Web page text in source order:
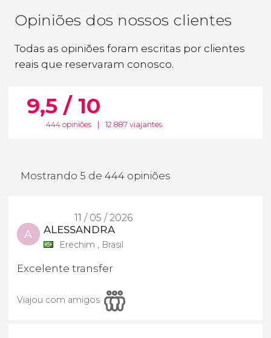
Opiniões dos nossos clientes
Todas as opiniões foram escritas por clientes
reais que reservaram conosco.
9,5 / 10
444 opiniões 12.887 viajantes
Mostrando 5 de 444 opiniões
11 / 05 / 2026
A ALESSANDRA
Erechim , Brasil
Excelente transfer
Viajou com amigos